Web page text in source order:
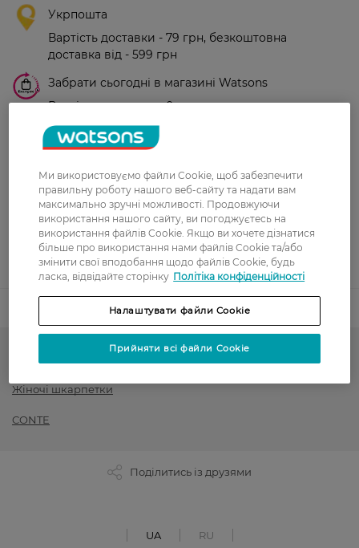
Укрпошта
Вартість доставки - 79 грн, безкоштовна
доставка від - 599 грн
Забрати сьогодні в магазині Watsons
Вартість доставки - 0 грн
Показати більше
Оплата карткою
Післяоплата
Показати більше
Жіночі шкарпетки
CONTE
Поділитись із друзями
UA RU
Ми використовуємо файли Cookie, щоб забезпечити
правильну роботу нашого веб-сайту та надати вам
максимально зручні можливості. Продовжуючи
використання нашого сайту, ви погоджуєтесь на
використання файлів Cookie. Якщо ви хочете дізнатися
більше про використання нами файлів Cookie та/або
змінити свої вподобання щодо файлів Cookie, будь
ласка, відвідайте сторінку Політіка конфіденційності
Налаштувати файли Cookie
Прийняти всі файли Cookie